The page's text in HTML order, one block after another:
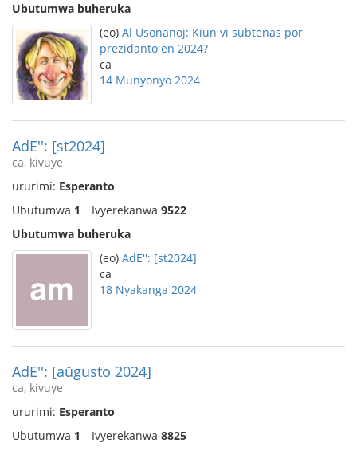
Ubutumwa buheruka
(eo) Al Usonanoj: Kiun vi subtenas por
prezidanto en 2024?
ca
14 Munyonyo 2024
AdE'': [st2024]
ca, kivuye
ururimi: Esperanto
Ubutumwa 1 Ivyerekanwa 9522
Ubutumwa buheruka
(eo) AdE'': [st2024]
ca
18 Nyakanga 2024
AdE'': [aŭgusto 2024]
ca, kivuye
ururimi: Esperanto
Ubutumwa 1 Ivyerekanwa 8825